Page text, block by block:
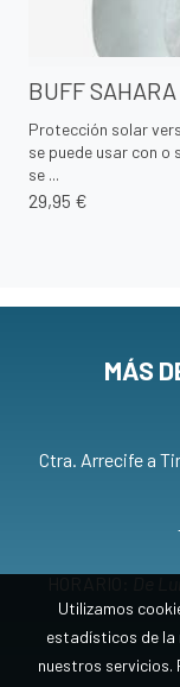
BUFF
Protección solar
se puede usar con o
se ...
29,95 €
MÁS
Ctra. Arrecife a
Utilizamos
estadísticos de la
nuestros servicios.